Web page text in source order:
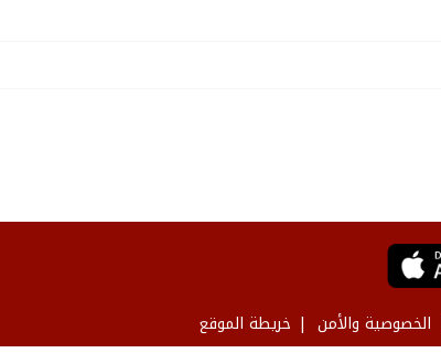
الخصوصية والأمن خريطة الموقع